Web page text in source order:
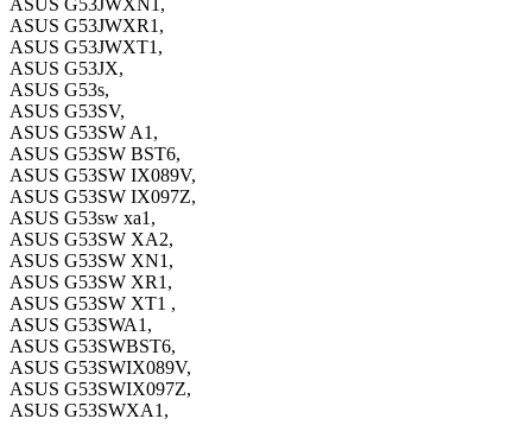
ASUS G53JWXN1,
ASUS G53JWXR1,
ASUS G53JWXT1,
ASUS G53JX,
ASUS G53s,
ASUS G53SV,
ASUS G53SW A1,
ASUS G53SW BST6,
ASUS G53SW IX089V,
ASUS G53SW IX097Z,
ASUS G53sw xa1,
ASUS G53SW XA2,
ASUS G53SW XN1,
ASUS G53SW XR1,
ASUS G53SW XT1 ,
ASUS G53SWA1,
ASUS G53SWBST6,
ASUS G53SWIX089V,
ASUS G53SWIX097Z,
ASUS G53SWXA1,